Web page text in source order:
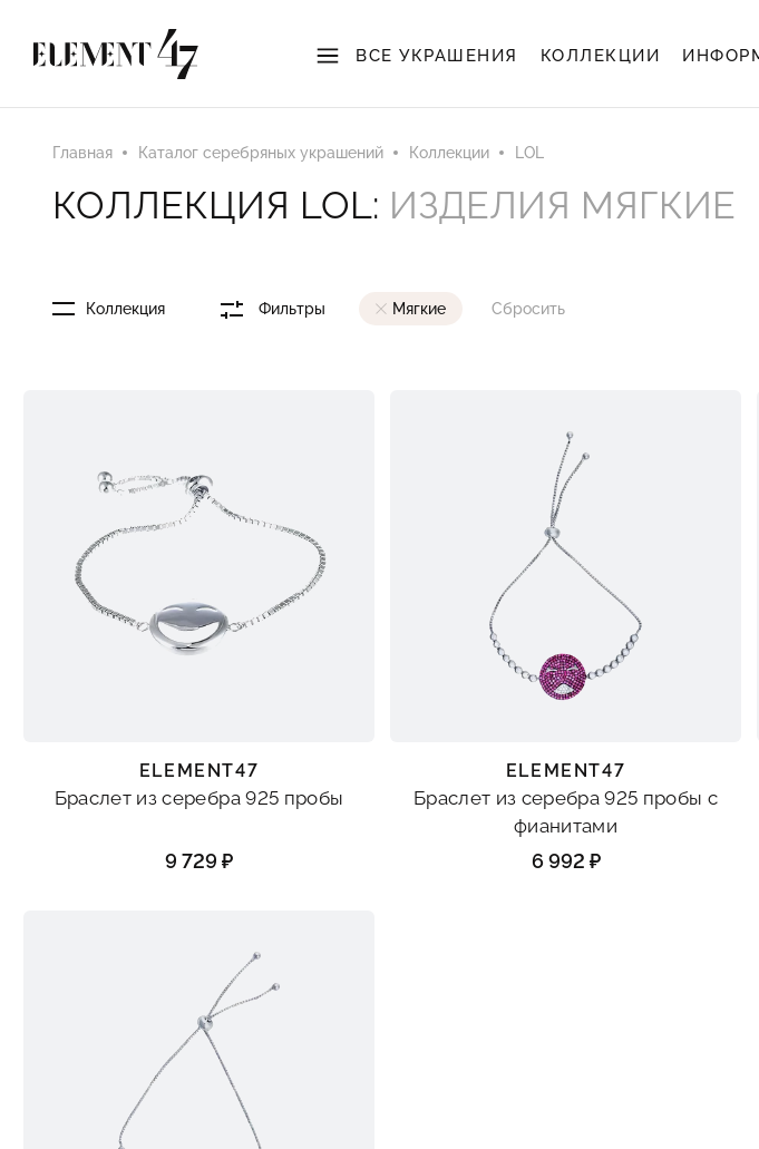
ВСЕ УКРАШЕНИЯ КОЛЛЕКЦИИ
Главная Каталог серебряных украшений Коллекции LOL
КОЛЛЕКЦИЯ LOL: ИЗДЕЛИЯ МЯГКИЕ
Коллекция Фильтры Мягкие Сбросить
ELEMENT47
Браслет из серебра 925 пробы
9 729 ₽
ELEMENT47
Браслет из серебра 925 пробы с
фианитами
6 992 ₽